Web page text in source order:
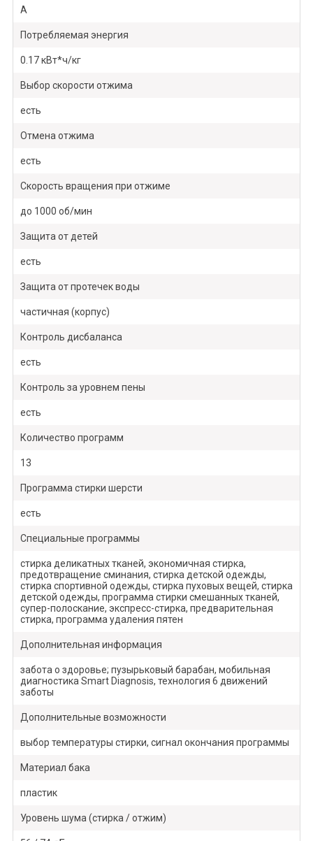
A
Потребляемая энергия
0.17 кВт*ч/кг
Выбор скорости отжима
есть
Отмена отжима
есть
Скорость вращения при отжиме
до 1000 об/мин
Защита от детей
есть
Защита от протечек воды
частичная (корпус)
Контроль дисбаланса
есть
Контроль за уровнем пены
есть
Количество программ
13
Программа стирки шерсти
есть
Специальные программы
стирка деликатных тканей, экономичная стирка,
предотвращение сминания, стирка детской одежды,
стирка спортивной одежды, стирка пуховых вещей, стирка
детской одежды, программа стирки смешанных тканей,
супер-полоскание, экспресс-стирка, предварительная
стирка, программа удаления пятен
Дополнительная информация
забота о здоровье; пузырьковый барабан, мобильная
диагностика Smart Diagnosis, технология 6 движений
заботы
Дополнительные возможности
выбор температуры стирки, сигнал окончания программы
Материал бака
пластик
Уровень шума (стирка / отжим)